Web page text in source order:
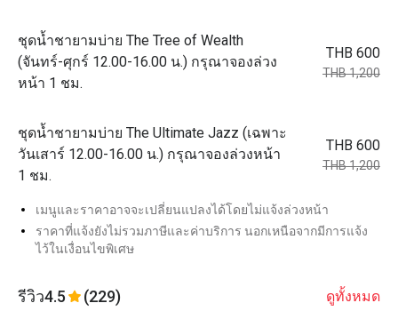
ชุดน้ำชายามบ่าย The Tree of Wealth
(จันทร์-ศุกร์ 12.00-16.00 น.) กรุณาจองล่วง
หน้า 1 ชม.
THB 600
THB 1,200
ชุดน้ำชายามบ่าย The Ultimate Jazz (เฉพาะ
วันเสาร์ 12.00-16.00 น.) กรุณาจองล่วงหน้า
1 ชม.
THB 600
THB 1,200
เมนูและราคาอาจจะเปลี่ยนแปลงได้โดยไม่แจ้งล่วงหน้า
ราคาที่แจ้งยังไม่รวมภาษีและค่าบริการ นอกเหนือจากมีการแจ้ง
ไว้ในเงื่อนไขพิเศษ
รีวิว4.5 (229) ดูทั้งหมด